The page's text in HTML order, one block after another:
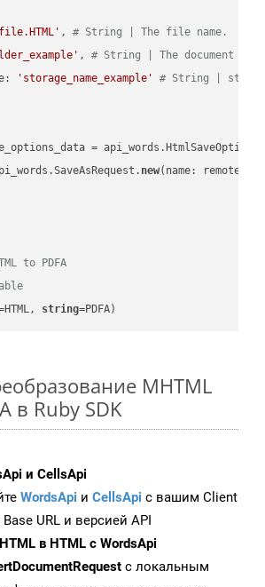
, # String | The file name.
, # String | The document
'storage_name_example'
# String |
=
new(name:
to PDFA
string=PDFA)
MHTML
в Ruby SDK
и CellsApi
WordsApi и CellsApi с вашим Client
URL и версией API
в HTML с WordsApi
с локальным